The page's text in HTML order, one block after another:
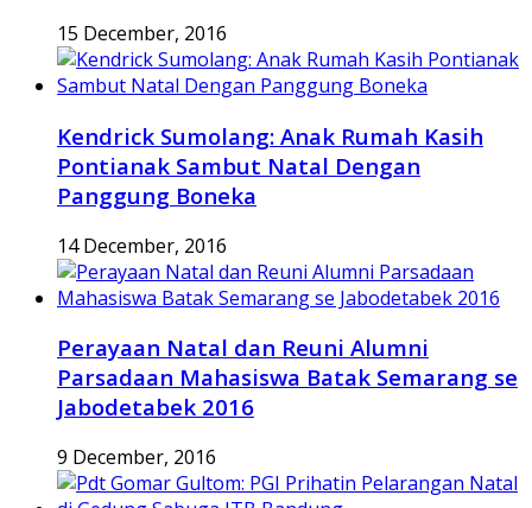
15 December, 2016
Kendrick Sumolang: Anak Rumah Kasih
Pontianak Sambut Natal Dengan
Panggung Boneka
14 December, 2016
Perayaan Natal dan Reuni Alumni
Parsadaan Mahasiswa Batak Semarang se
Jabodetabek 2016
9 December, 2016